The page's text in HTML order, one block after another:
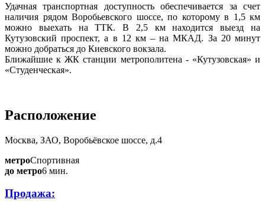
Удачная транспортная доступность обеспечивается за счет
наличия рядом Воробьевского шоссе, по которому в 1,5 км
можно выехать на ТТК. В 2,5 км находится выезд на
Кутузовский проспект, а в 12 км – на МКАД. За 20 минут
можно добраться до Киевского вокзала.
Ближайшие к ЖК станции метрополитена - «Кутузовская» и
«Студенческая».
Расположение
Москва, ЗАО, Воробьёвское шоссе, д.4
метроСпортивная
до метро6 мин.
Продажа: